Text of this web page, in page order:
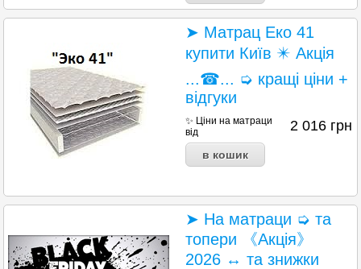
➤ Матрац Еко 41
купити Київ ✴️ Акція
...☎... ➭ кращі ціни +
відгуки
✨ Ціни на матраци
від
2 016 грн
➤ На матраци ➭ та
топери 《Акція》
2026 ↔ та знижки